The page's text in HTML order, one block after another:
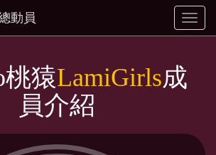
Toggle
動員
桃猿LamiGirls成
員介紹